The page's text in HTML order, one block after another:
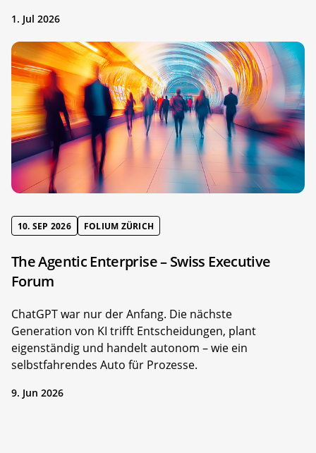
1. Jul 2026
10. SEP 2026 FOLIUM ZÜRICH
The Agentic Enterprise – Swiss Executive
Forum
ChatGPT war nur der Anfang. Die nächste
Generation von KI trifft Entscheidungen, plant
eigenständig und handelt autonom – wie ein
selbstfahrendes Auto für Prozesse.
9. Jun 2026